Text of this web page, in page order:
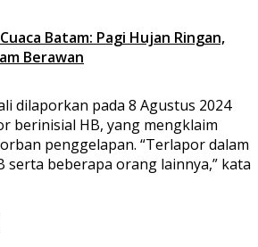
Batam: Pagi Hujan Ringan,
Berawan
dilaporkan pada 8 Agustus 2024
berinisial HB, yang mengklaim
penggelapan. “Terlapor dalam
serta beberapa orang lainnya,” kata